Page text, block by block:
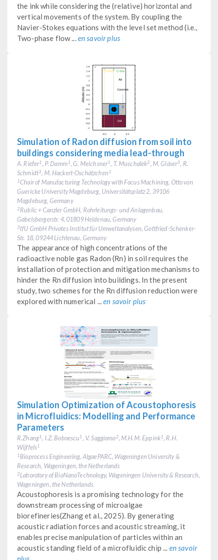
the ink while considering the (relative) horizontal and
vertical movements of the system. By coupling the
Navier-Stokes equations with the level set method (i.e.,
Two-phase flow ...en savoir plus
Simulation of Radon diffusion from soil into
buildings considering media lead-through
A. Riefer1 , P. Damm1, G. Meichsner1 , T. Muschalek2, M. Gläser3, R.
Schmidt3, M. Hackert-Oschätzchen1
1Chair of Manufacturing Technology with Focus Machining, Otto von
Guericke University Magdeburg, Universitätsplatz 2, 39106
Magdeburg, Germany
2Rublic + Canzler GmbH, Rohrleitungs- und Anlagenbau,
Gabelsbergerstr. 4, 01809 Heidenau, Germany
3IfU GmbH Privates Institut für Umweltanalysen, Gottfried-Schenker-
Str. 18, 09244 Lichtenau, Germany
The appearance of high concentrations of the
radioactive noble gas Radon (Rn) in soil requires the
installation of protection and mitigation mechanisms to
hinder the Rn diffusion into buildings. In the present
study, two schemes for the Rn diffusion reduction were
explored with numerical ...en savoir plus
Simulation Optimization of Acoustophoresis
in Microfluidics: Modelling and Performance
Parameters
R.Zhang1 , I.Z. Boboescu1 , V. Saggiomo2, M.H.M. Eppink1, R.H.
Wijffels1
1 Bioprocess Engineering, AlgaePARC, Wageningen University &
Research, Wageningen, the Netherlands
2Laboratory of BioNanoTechnology, Wageningen University & Research,
Wageningen, the Netherlands
Acoustophoresis is a promising technology for the
downstream processing of microalgae
biorefineries(Zhang et al., 2025). By generating
acoustic radiation forces and acoustic streaming, it
enables precise manipulation of particles within an
acoustic standing field of a microfluidic chip ... en savoir